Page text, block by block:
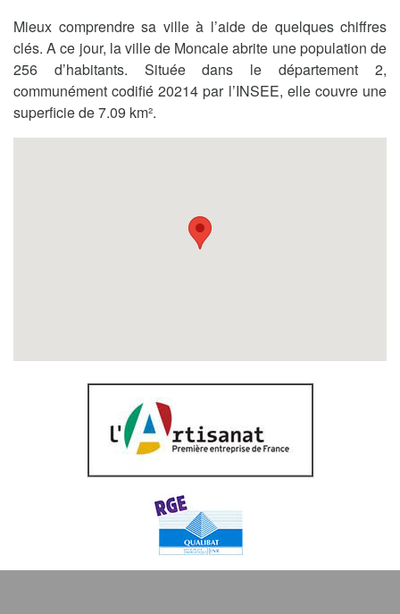
Mieux comprendre sa ville à l’aide de quelques chiffres
clés. A ce jour, la ville de Moncale abrite une population de
256 d’habitants. Située dans le département 2,
communément codifié 20214 par l’INSEE, elle couvre une
superficie de 7.09 km².